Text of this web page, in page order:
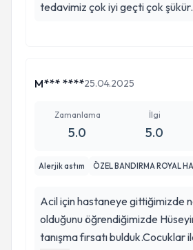
tedavimiz çok iyi geçti çok
M*** ****25.04.2025
Zamanlama
5.0
İlgi
5.0
Alerjik astım ÖZEL BANDIRMA ROYAL
Acil için hastaneye gittiğimizde
olduğunu öğrendiğimizde
tanışma fırsatı bulduk.Cocuklar